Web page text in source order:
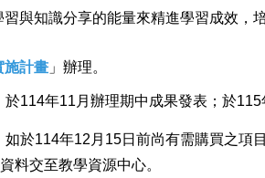
與知識分享的能量來精進學習成效，
施計畫」辦理。
114年11月辦理期中成果發表；於115
如於114年12月15日前尚有需購買之項
料交至教學資源中心。